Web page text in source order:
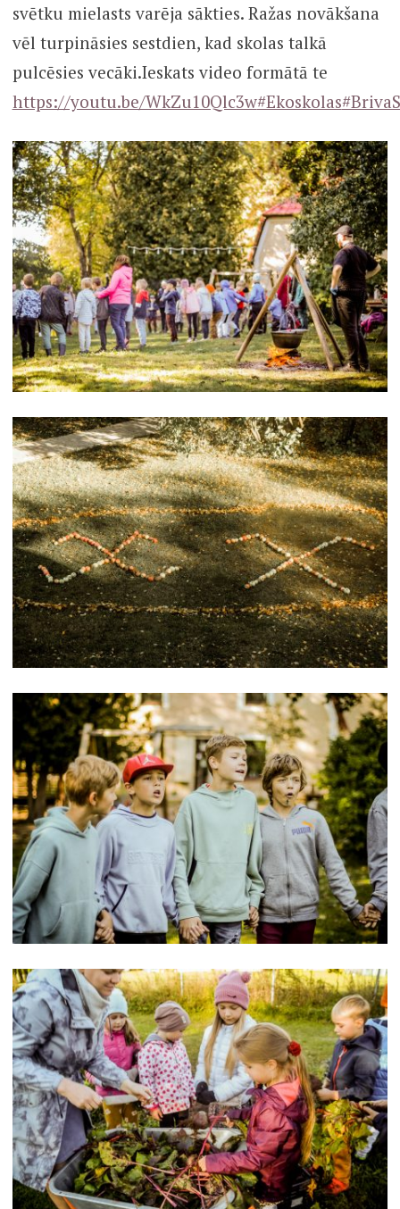
svētku mielasts varēja sākties. Ražas novākšana
vēl turpināsies sestdien, kad skolas talkā
pulcēsies vecāki.Ieskats video formātā te
https://youtu.be/WkZu10Qlc3w#Ekoskolas